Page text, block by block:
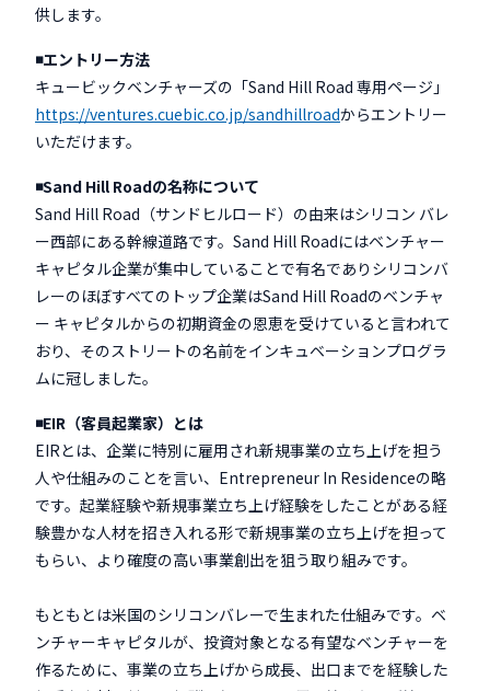
供します。
◾️エントリー方法
キュービックベンチャーズの「Sand Hill Road 専用ページ」
https://ventures.cuebic.co.jp/sandhillroadからエントリー
いただけます。
◾️Sand Hill Roadの名称について
Sand Hill Road（サンドヒルロード）の由来はシリコン バレ
ー西部にある幹線道路です。Sand Hill Roadにはベンチャー
キャピタル企業が集中していることで有名でありシリコンバ
レーのほぼすべてのトップ企業はSand Hill Roadのベンチャ
ー キャピタルからの初期資金の恩恵を受けていると言われて
おり、そのストリートの名前をインキュベーションプログラ
ムに冠しました。
◾️EIR（客員起業家）とは
EIRとは、企業に特別に雇用され新規事業の立ち上げを担う
人や仕組みのことを言い、Entrepreneur In Residenceの略
です。起業経験や新規事業立ち上げ経験をしたことがある経
験豊かな人材を招き入れる形で新規事業の立ち上げを担って
もらい、より確度の高い事業創出を狙う取り組みです。
もともとは米国のシリコンバレーで生まれた仕組みです。ベ
ンチャーキャピタルが、投資対象となる有望なベンチャーを
作るために、事業の立ち上げから成長、出口までを経験した